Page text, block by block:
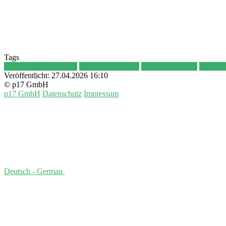
Tags
Veröffentlicht: 27.04.2026 16:10
© p17 GmbH
p17 GmbH Datenschutz Impressum
Deutsch - German